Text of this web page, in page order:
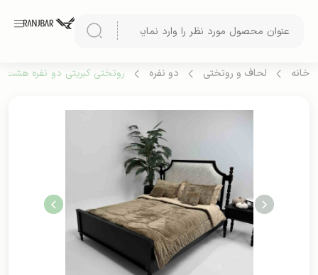
خانه لحاف و روتختی دو نفره روتختی کبریتی دو نفره هشت